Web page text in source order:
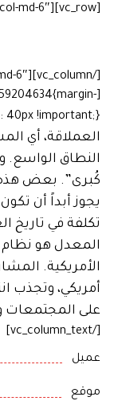
[vc_row][vc_column offset=”vc_col-md-6″]
!important;}”]
العملاقة، أي
النطاق الواسع.
كُبرى”. بعض
يجوز أبداً أن
تكلفة في تاريخ
المعدل هو نظام
الأمريكية.
أمريكي، وتجذب
على المجتمعات
[/vc_column_text]
عميل
موقع